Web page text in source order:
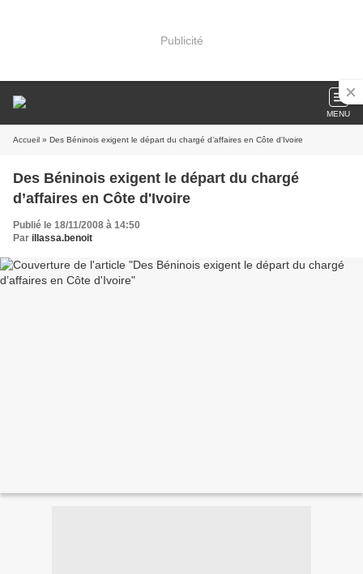
Publicité
MENU
Accueil » Des Béninois exigent le départ du chargé d’affaires en Côte d'Ivoire
Des Béninois exigent le départ du chargé
d’affaires en Côte d'Ivoire
Publié le 18/11/2008 à 14:50
Par illassa.benoit